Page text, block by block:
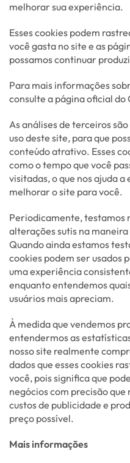
melhorar sua experiência.
Esses cookies podem
você gasta no site e as
possamos continuar
Para mais informações
consulte a página oficial do
As análises de terceiros
uso deste site, para que
conteúdo atrativo. Esses
como o tempo que você
visitadas, o que nos ajuda
melhorar o site para você.
Periodicamente, testamos
alterações sutis na
Quando ainda estamos
cookies podem ser usados
uma experiência
enquanto entendemos
usuários mais apreciam.
À medida que vendemos
entendermos as
nosso site realmente
dados que esses cookies
você, pois significa que
negócios com precisão
custos de publicidade e
preço possível.
Mais informações